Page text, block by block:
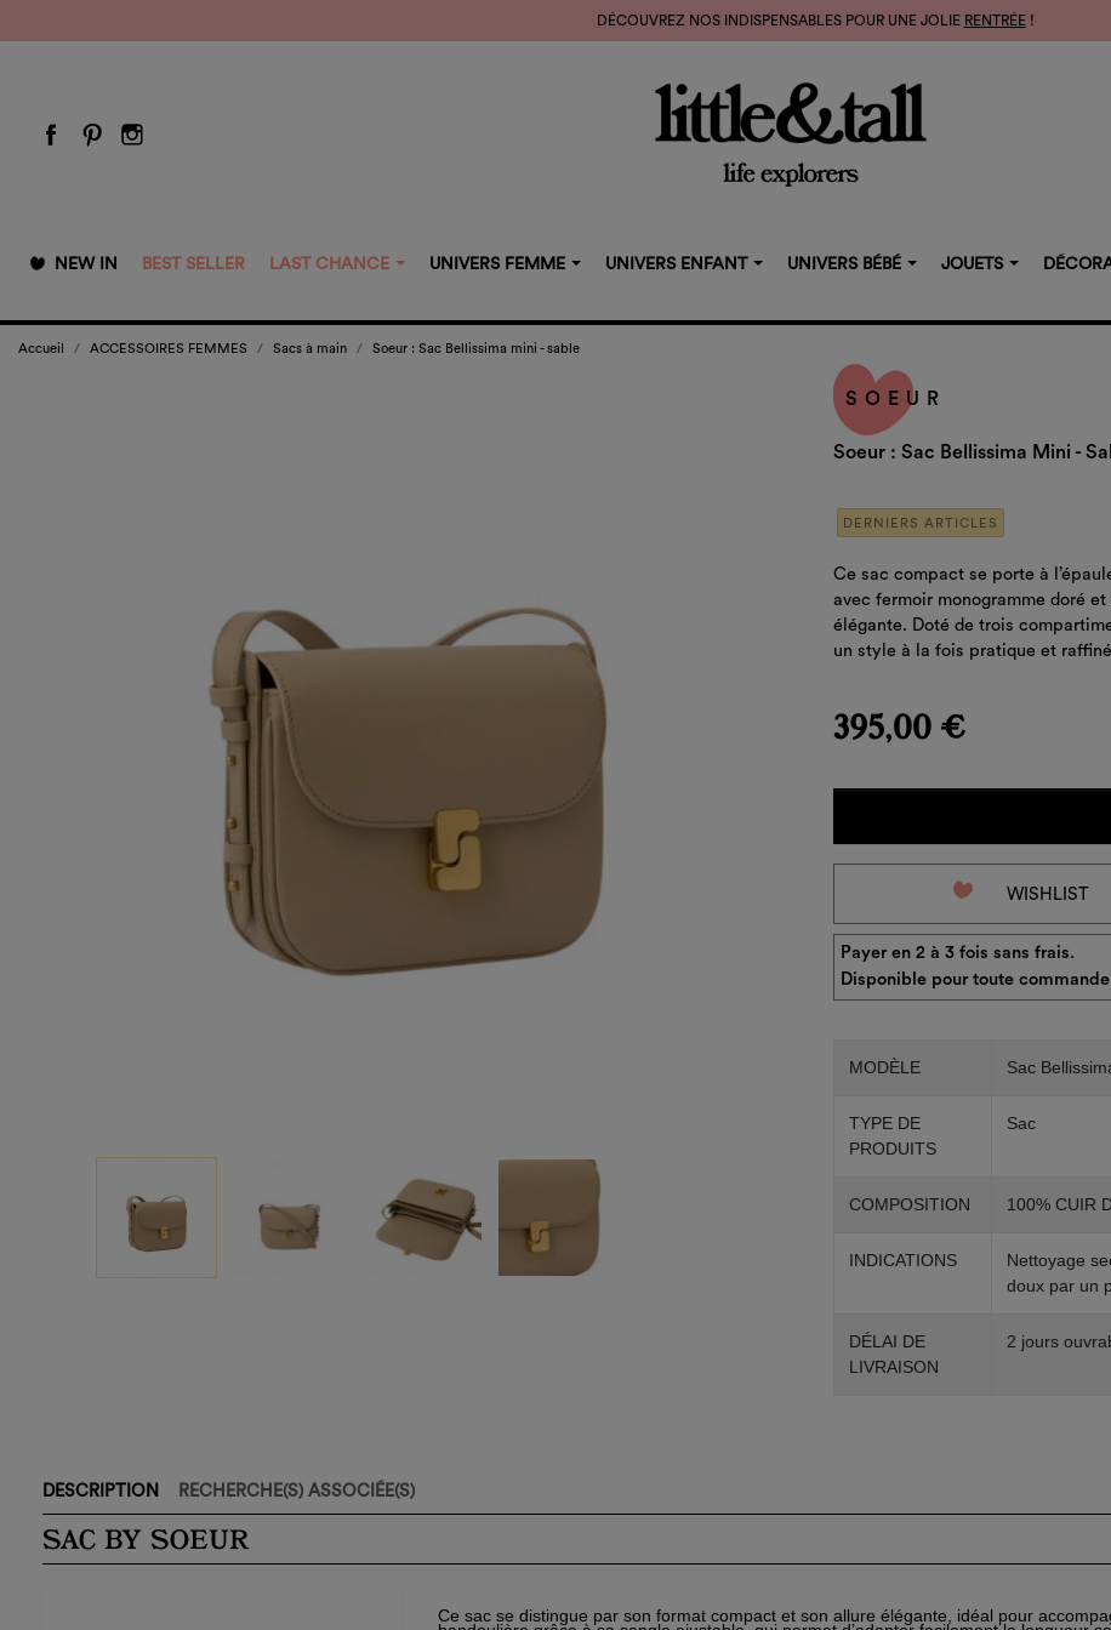
DÉCOUVREZ NOS INDISPENSABLES POUR UNE JOLIE RENTRÉE!
NEW IN BEST SELLER LAST CHANCE UNIVERS FEMME UNIVERS ENFANT UNIVERS BÉBÉ JOUETS
Accueil ACCESSOIRES FEMMES Sacs à main Soeur : Sac Bellissima mini - sable
SOEUR
Soeur : Sac Bellissima Mini -
DERNIERS ARTICLES
Ce sac compact se porte à
avec fermoir monogramme doré
élégante. Doté de trois
un style à la fois pratique et
395,00 €
favorite_border WISHLIST
Payer en 2 à 3 fois sans frais.
Disponible pour toute
MODÈLE Sac
TYPE DE
PRODUITS
Sac
COMPOSITION 100% CUIR
INDICATIONS
Nettoyage
doux par un
DÉLAI DE
LIVRAISON
2 jours
DESCRIPTION RECHERCHE(S) ASSOCIÉE(S)
SAC BY SOEUR
Ce sac se distingue par son format compact et son allure élégante, idéal pour